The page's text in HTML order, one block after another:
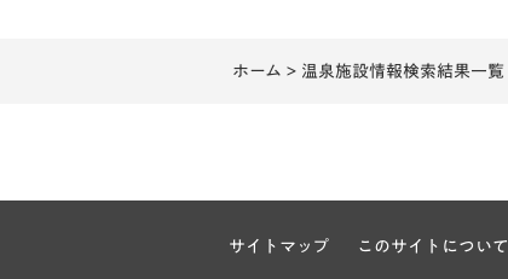
ホーム > 温泉施設情報検索結果一覧
サイトマップ このサイトについて